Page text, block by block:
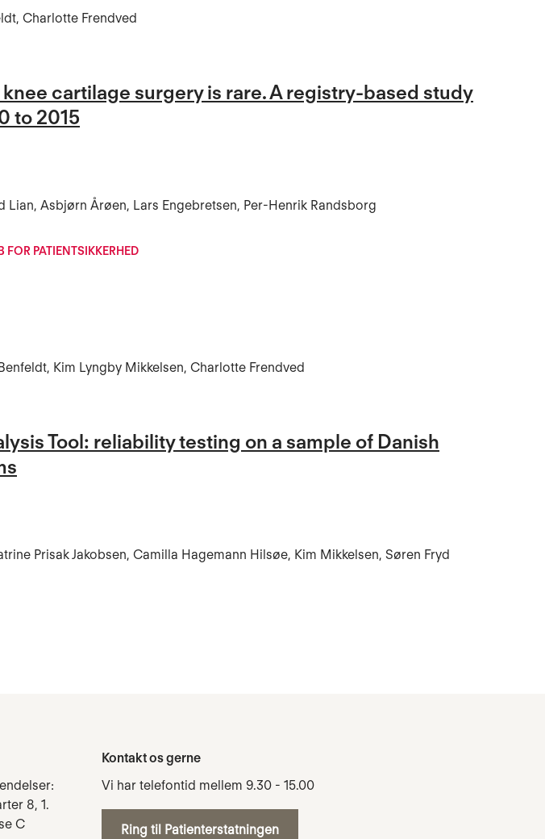
Charlotte Frendved
cartilage surgery is rare. A registry-based study
to 2015
Lian, Asbjørn Årøen, Lars Engebretsen, Per-Henrik Randsborg
FOR PATIENTSIKKERHED
Kim Lyngby Mikkelsen, Charlotte Frendved
Tool: reliability testing on a sample of Danish
Prisak Jakobsen, Camilla Hagemann Hilsøe, Kim Mikkelsen, Søren Fryd
8, 1.
C
Kontakt os gerne
Vi har telefontid mellem 9.30 - 15.00
Ring til Patienterstatningen